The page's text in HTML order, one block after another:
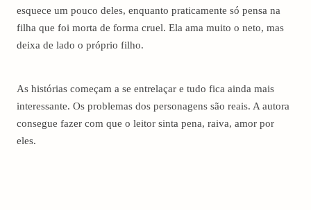
esquece um pouco deles, enquanto praticamente só pensa na
filha que foi morta de forma cruel. Ela ama muito o neto, mas
deixa de lado o próprio filho.
As histórias começam a se entrelaçar e tudo fica ainda mais
interessante. Os problemas dos personagens são reais. A autora
consegue fazer com que o leitor sinta pena, raiva, amor por
eles.